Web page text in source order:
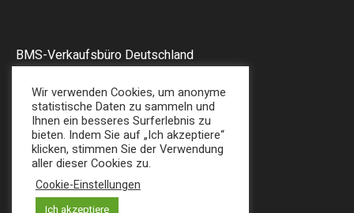
BMS-Verkaufsbüro Deutschland
57580 – GEBHARDSHAIN
Tel : + 49 (0) 2747/7487
E-Mail: sales@bmsplasticshop.de
Wir verwenden Cookies, um anonyme
statistische Daten zu sammeln und
Ihnen ein besseres Surferlebnis zu
bieten. Indem Sie auf „Ich akzeptiere“
klicken, stimmen Sie der Verwendung
aller dieser Cookies zu.
Cookie-Einstellungen
Ich akzeptiere